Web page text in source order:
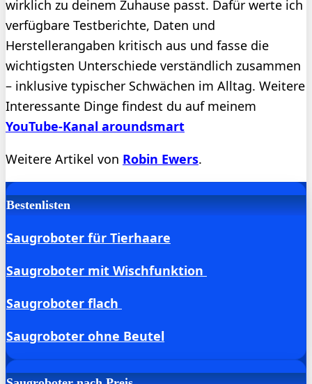
wirklich zu deinem Zuhause passt. Dafür werte ich
verfügbare Testberichte, Daten und
Herstellerangaben kritisch aus und fasse die
wichtigsten Unterschiede verständlich zusammen
– inklusive typischer Schwächen im Alltag. Weitere
Interessante Dinge findest du auf meinem
YouTube-Kanal aroundsmart
Weitere Artikel von Robin Ewers.
Bestenlisten
Saugroboter für Tierhaare
Saugroboter mit Wischfunktion
Saugroboter flach
Saugroboter ohne Beutel